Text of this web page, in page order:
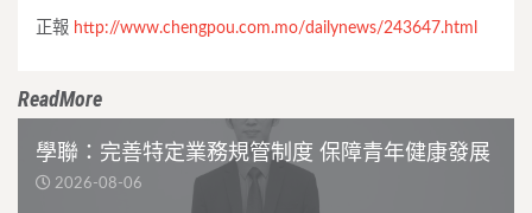
正報 http://www.chengpou.com.mo/dailynews/243647.html
ReadMore
學聯：完善特定業務規管制度 保障青年健康發展
2026-08-06